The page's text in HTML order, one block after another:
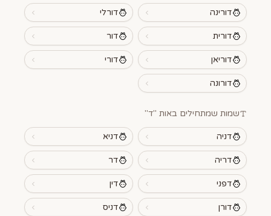
דורינה דורלי
דורית דור
דוריאן דורי
דורונה
שמות שמתחילים באות "ד"
דניה דניא
דריה דר
דפני דין
דורן דניס